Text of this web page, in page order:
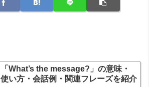
「What’s the message?」の意味・
使い方・会話例・関連フレーズを紹介